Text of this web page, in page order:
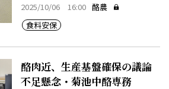
2025/10/06 16:00 酪農
食料安保
酪肉近、生産基盤確保の議論
不足懸念・菊池中酪専務